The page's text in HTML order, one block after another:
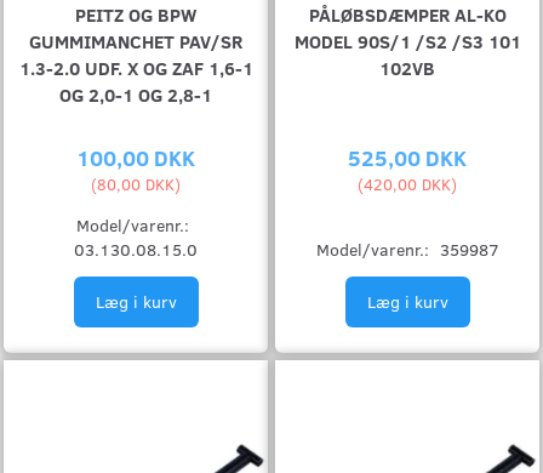
PEITZ OG BPW
GUMMIMANCHET PAV/SR
1.3-2.0 UDF. X OG ZAF 1,6-1
OG 2,0-1 OG 2,8-1
100,00 DKK
(80,00 DKK)
Model/varenr.:
03.130.08.15.0
Læg i kurv
PÅLØBSDÆMPER AL-KO
MODEL 90S/1 /S2 /S3 101
102VB
525,00 DKK
(420,00 DKK)
Model/varenr.: 359987
Læg i kurv